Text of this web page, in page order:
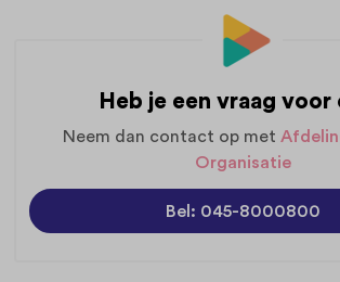
Heb je een vraag voor
Neem dan contact op met
Organisatie
Bel: 045-8000800